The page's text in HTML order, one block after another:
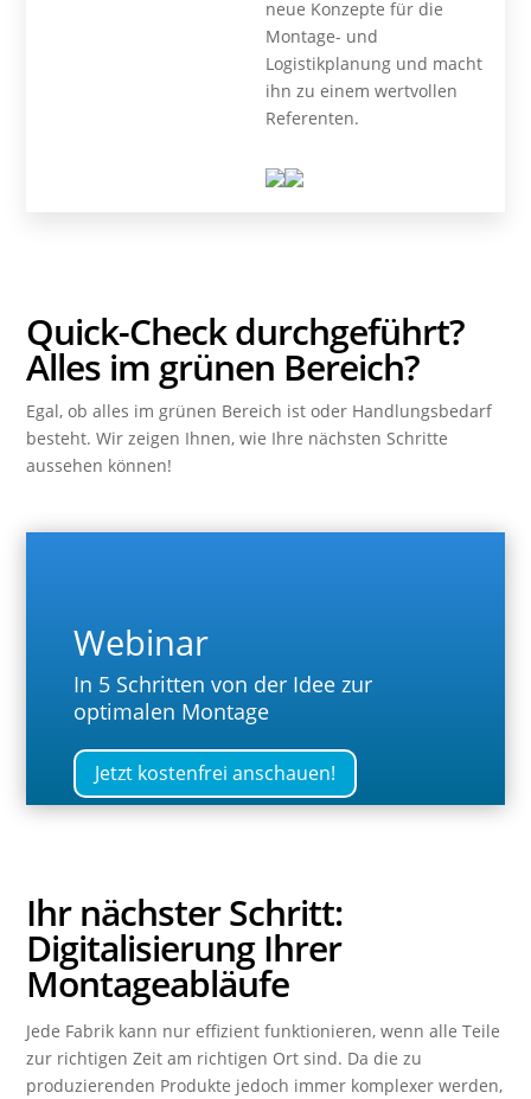
neue Konzepte für die
Montage- und
Logistikplanung und macht
ihn zu einem wertvollen
Referenten.
Quick-Check durchgeführt?
Alles im grünen Bereich?
Egal, ob alles im grünen Bereich ist oder Handlungsbedarf
besteht. Wir zeigen Ihnen, wie Ihre nächsten Schritte
aussehen können!
Webinar
In 5 Schritten von der Idee zur
optimalen Montage
Jetzt kostenfrei anschauen!
Ihr nächster Schritt:
Digitalisierung Ihrer
Montageabläufe
Jede Fabrik kann nur effizient funktionieren, wenn alle Teile
zur richtigen Zeit am richtigen Ort sind. Da die zu
produzierenden Produkte jedoch immer komplexer werden,